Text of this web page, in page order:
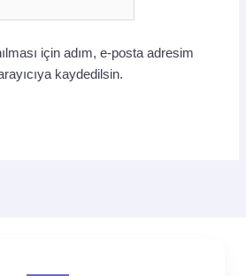
için adım, e-posta adresim
kaydedilsin.